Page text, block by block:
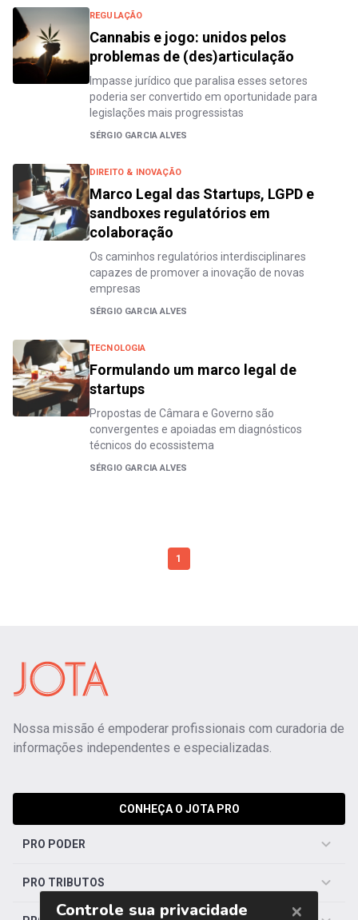
REGULAÇÃO
Cannabis e jogo: unidos pelos
problemas de (des)articulação
Impasse jurídico que paralisa esses setores
poderia ser convertido em oportunidade para
legislações mais progressistas
SÉRGIO GARCIA ALVES
DIREITO & INOVAÇÃO
Marco Legal das Startups, LGPD e
sandboxes regulatórios em
colaboração
Os caminhos regulatórios interdisciplinares
capazes de promover a inovação de novas
empresas
SÉRGIO GARCIA ALVES
TECNOLOGIA
Formulando um marco legal de
startups
Propostas de Câmara e Governo são
convergentes e apoiadas em diagnósticos
técnicos do ecossistema
SÉRGIO GARCIA ALVES
1
Nossa missão é empoderar profissionais com curadoria de
informações independentes e especializadas.
CONHEÇA O JOTA PRO
PRO PODER
PRO TRIBUTOS